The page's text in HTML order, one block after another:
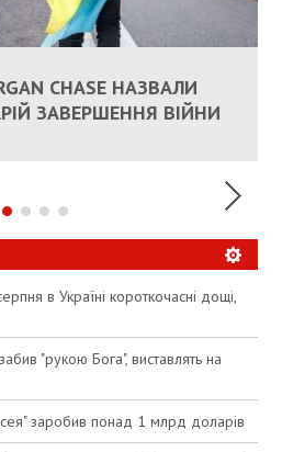
ПОЛЬШИ ПРИЗВАЛ
ПОМОЩЬ
CHASE НАЗВАЛИ
ЗАВЕРШЕННЯ ВІЙНИ
ЖИТЛА
ЗА КОМУНАЛКУ
В НАТО ВРЯД ЛИ
ВРЕМЯ, –
ШТУЧНО:
АЗС У
в Україні короткочасні дощі,
"рукою Бога", виставлять на
заробив понад 1 млрд доларів